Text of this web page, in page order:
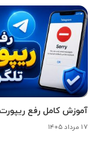
آموزش کامل رفع ریپورت
۱۷ مرداد ۱۴۰۵